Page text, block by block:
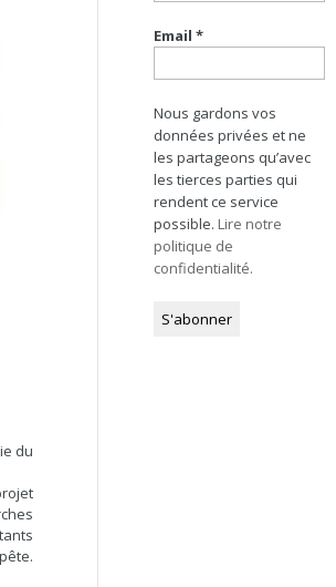
du
Email*
Nous gardons vos
données privées et ne
les partageons qu’avec
les tierces parties qui
rendent ce service
possible. Lire notre
politique de
confidentialité.